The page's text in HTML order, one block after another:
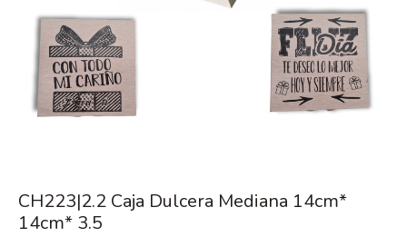
CH223|2.2 Caja Dulcera Mediana 14cm*
14cm* 3.5